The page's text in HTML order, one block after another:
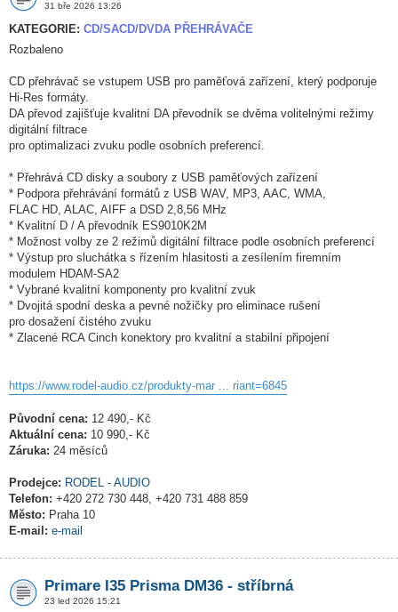
31 bře 2026 13:26
KATEGORIE: CD/SACD/DVDA PŘEHRÁVAČE
Rozbaleno
CD přehrávač se vstupem USB pro paměťová zařízení, který podporuje
Hi-Res formáty.
DA převod zajišťuje kvalitní DA převodník se dvěma volitelnými režimy
digitální filtrace
pro optimalizaci zvuku podle osobních preferencí.
* Přehrává CD disky a soubory z USB paměťových zařízení
* Podpora přehrávání formátů z USB WAV, MP3, AAC, WMA,
FLAC HD, ALAC, AIFF a DSD 2,8,56 MHz
* Kvalitní D / A převodník ES9010K2M
* Možnost volby ze 2 režimů digitální filtrace podle osobních preferencí
* Výstup pro sluchátka s řízením hlasitosti a zesílením firemním
modulem HDAM-SA2
* Vybrané kvalitní komponenty pro kvalitní zvuk
* Dvojitá spodní deska a pevné nožičky pro eliminace rušení
pro dosažení čistého zvuku
* Zlacené RCA Cinch konektory pro kvalitní a stabilní připojení
https://www.rodel-audio.cz/produkty-mar ... riant=6845
Původní cena: 12 490,- Kč
Aktuální cena: 10 990,- Kč
Záruka: 24 měsíců
Prodejce: RODEL - AUDIO
Telefon: +420 272 730 448, +420 731 488 859
Město: Praha 10
E-mail: e-mail
Primare I35 Prisma DM36 - stříbrná
23 led 2026 15:21